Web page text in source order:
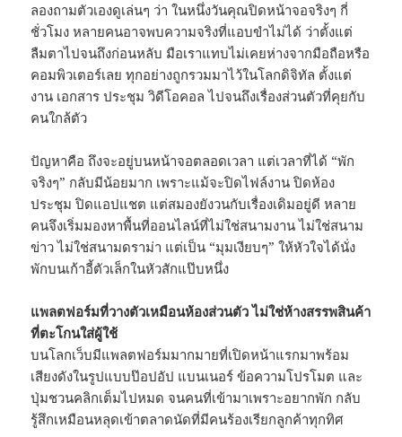
ลองถามตัวเองดูเล่นๆ ว่า ในหนึ่งวันคุณปิดหน้าจอจริงๆ กี่
ชั่วโมง หลายคนอาจพบความจริงที่แอบขำไม่ได้ ว่าตั้งแต่
ลืมตาไปจนถึงก่อนหลับ มือเราแทบไม่เคยห่างจากมือถือหรือ
คอมพิวเตอร์เลย ทุกอย่างถูกรวมมาไว้ในโลกดิจิทัล ตั้งแต่
งาน เอกสาร ประชุม วิดีโอคอล ไปจนถึงเรื่องส่วนตัวที่คุยกับ
คนใกล้ตัว
ปัญหาคือ ถึงจะอยู่บนหน้าจอตลอดเวลา แต่เวลาที่ได้ “พัก
จริงๆ” กลับมีน้อยมาก เพราะแม้จะปิดไฟล์งาน ปิดห้อง
ประชุม ปิดแอปแชต แต่สมองยังวนกับเรื่องเดิมอยู่ดี หลาย
คนจึงเริ่มมองหาพื้นที่ออนไลน์ที่ไม่ใช่สนามงาน ไม่ใช่สนาม
ข่าว ไม่ใช่สนามดราม่า แต่เป็น “มุมเงียบๆ” ให้หัวใจได้นั่ง
พักบนเก้าอี้ตัวเล็กในหัวสักแป๊บหนึ่ง
แพลตฟอร์มที่วางตัวเหมือนห้องส่วนตัว ไม่ใช่ห้างสรรพสินค้า
ที่ตะโกนใส่ผู้ใช้
บนโลกเว็บมีแพลตฟอร์มมากมายที่เปิดหน้าแรกมาพร้อม
เสียงดังในรูปแบบป๊อปอัป แบนเนอร์ ข้อความโปรโมต และ
ปุ่มชวนคลิกเต็มไปหมด จนคนที่เข้ามาเพราะอยากพัก กลับ
รู้สึกเหมือนหลุดเข้าตลาดนัดที่มีคนร้องเรียกลูกค้าทุกทิศ